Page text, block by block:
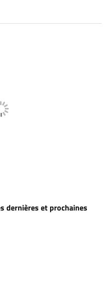
dernières et prochaines